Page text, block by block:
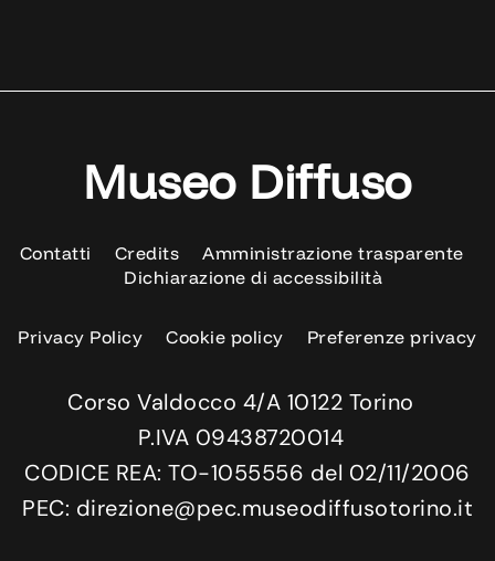
Museo Diffuso
Contatti Credits
Amministrazione trasparente
Dichiarazione di accessibilità
Privacy Policy Cookie policy Preferenze privacy
Corso Valdocco 4/A 10122 Torino
P.IVA 09438720014
CODICE REA: TO-1055556 del 02/11/2006
PEC: direzione@pec.museodiffusotorino.it